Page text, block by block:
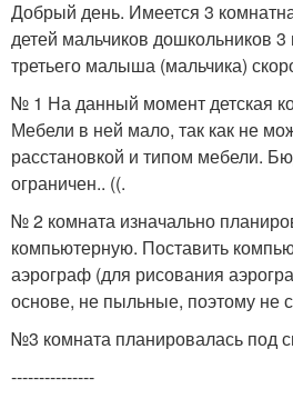
Добрый день. Имеется 3
детей мальчиков дошкольников
третьего малыша (мальчика)
№ 1 На данный момент детская
Мебели в ней мало, так как не
расстановкой и типом мебели.
ограничен.. ((.
№ 2 комната изначально
компьютерную. Поставить
аэрограф (для рисования
основе, не пыльные, поэтому не
№3 комната планировалась под
---------------